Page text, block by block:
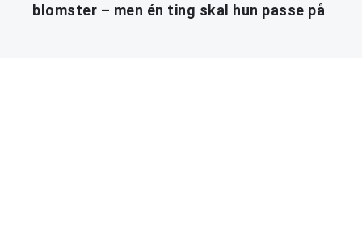
blomster – men én ting skal hun passe på